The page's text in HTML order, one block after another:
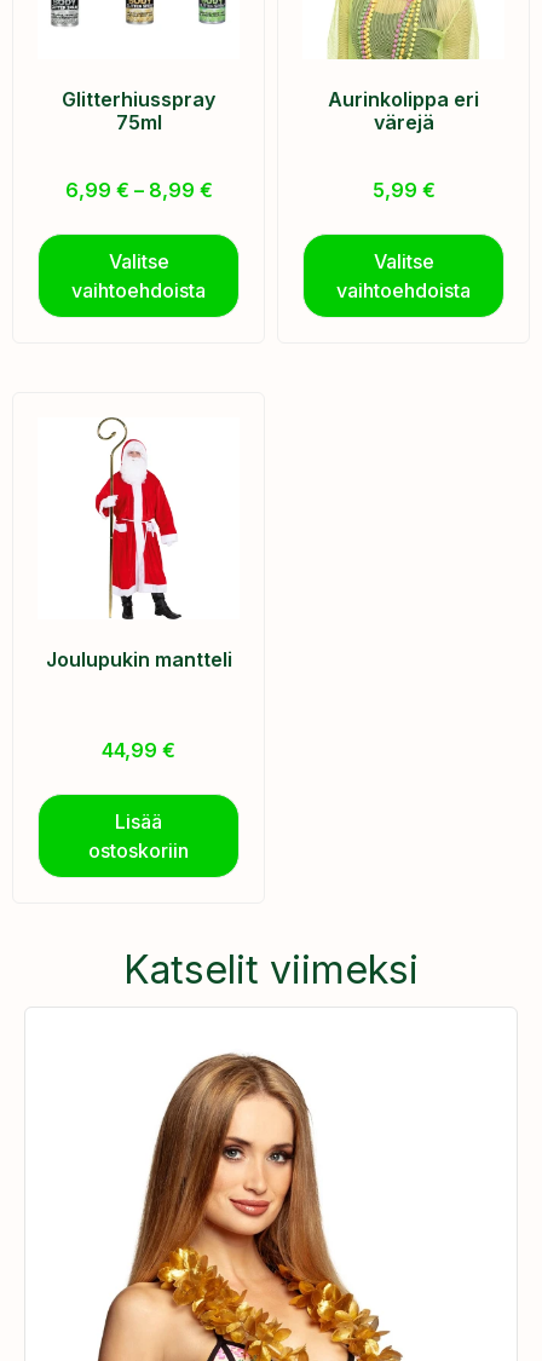
Glitterhiusspray
75ml
6,99 € – 8,99 €
Valitse
vaihtoehdoista
Aurinkolippa eri
värejä
5,99 €
Valitse
vaihtoehdoista
Joulupukin mantteli
44,99 €
Lisää
ostoskoriin
Katselit viimeksi